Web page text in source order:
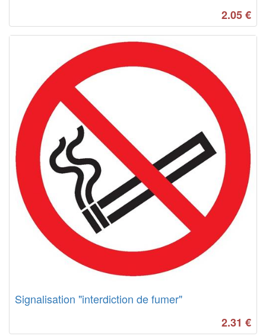
2.05€
Signalisation "interdiction de fumer"
2.31 €